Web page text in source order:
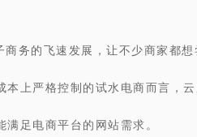
商务的飞速发展，让不少商家都
本上严格控制的试水电商而言，
满足电商平台的网站需求。